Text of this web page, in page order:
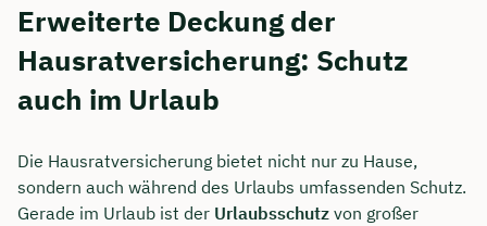
Erweiterte Deckung der
Hausratversicherung: Schutz
auch im Urlaub
Die Hausratversicherung bietet nicht nur zu Hause,
sondern auch während des Urlaubs umfassenden Schutz.
Gerade im Urlaub ist der Urlaubsschutz von großer